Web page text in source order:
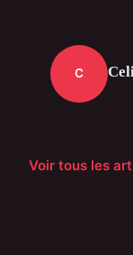
C
Voir tous les